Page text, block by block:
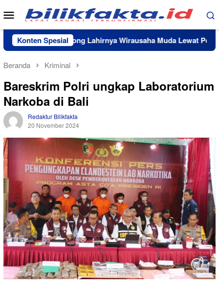
Loncat
ke
konten
Menu
Mobile
Konten Spesial
Lutim Dorong Lahirnya Wirausaha Muda Lewat Pelatihan
Beranda Kriminal
Bareskrim Polri ungkap Laboratorium
Narkoba di Bali
Redaktur Bilikfakta
20 November 2024